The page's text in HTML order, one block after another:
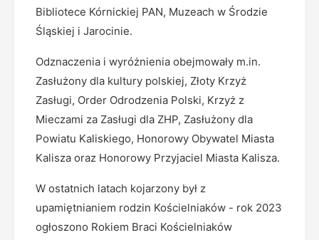
Bibliotece Kórnickiej PAN, Muzeach w Środzie
Śląskiej i Jarocinie.
Odznaczenia i wyróżnienia obejmowały m.in.
Zasłużony dla kultury polskiej, Złoty Krzyż
Zasługi, Order Odrodzenia Polski, Krzyż z
Mieczami za Zasługi dla ZHP, Zasłużony dla
Powiatu Kaliskiego, Honorowy Obywatel Miasta
Kalisza oraz Honorowy Przyjaciel Miasta Kalisza.
W ostatnich latach kojarzony był z
upamiętnianiem rodzin Kościelniaków - rok 2023
ogłoszono Rokiem Braci Kościelniaków